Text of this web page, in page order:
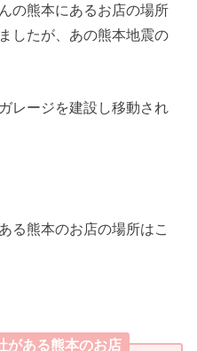
の熊本にあるお店の場所
したが、あの熊本地震の
レージを建設し移動され
る熊本のお店の場所はこ
がある熊本のお店